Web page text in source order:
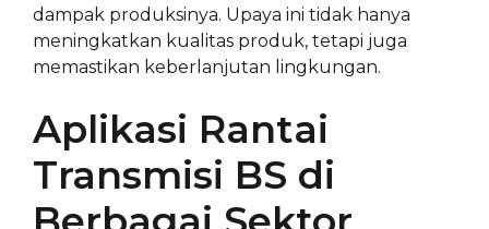
dampak produksinya. Upaya ini tidak hanya
meningkatkan kualitas produk, tetapi juga
memastikan keberlanjutan lingkungan.
Aplikasi Rantai
Transmisi BS di